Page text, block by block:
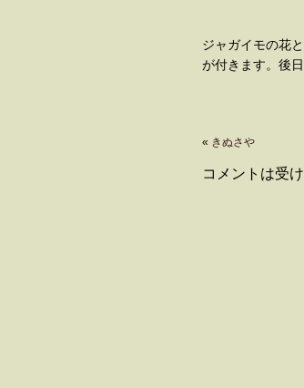
ジャガイモの花
が付きます。後
« きぬさや
コメントは受